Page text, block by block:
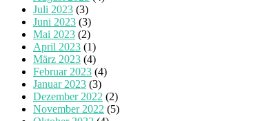
Juli 2023 (3)
Juni 2023 (3)
Mai 2023 (2)
April 2023 (1)
März 2023 (4)
Februar 2023 (4)
Januar 2023 (3)
Dezember 2022 (2)
November 2022 (5)